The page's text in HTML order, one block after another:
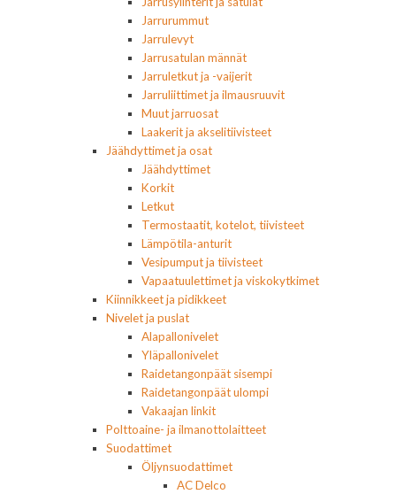
Jarrurummut
Jarrulevyt
Jarrusatulan männät
Jarruletkut ja -vaijerit
Jarruliittimet ja ilmausruuvit
Muut jarruosat
Laakerit ja akselitiivisteet
Jäähdyttimet ja osat
Jäähdyttimet
Korkit
Letkut
Termostaatit, kotelot, tiivisteet
Lämpötila-anturit
Vesipumput ja tiivisteet
Vapaatuulettimet ja viskokytkimet
Kiinnikkeet ja pidikkeet
Nivelet ja puslat
Alapallonivelet
Yläpallonivelet
Raidetangonpäät sisempi
Raidetangonpäät ulompi
Vakaajan linkit
Polttoaine- ja ilmanottolaitteet
Suodattimet
Öljynsuodattimet
AC Delco